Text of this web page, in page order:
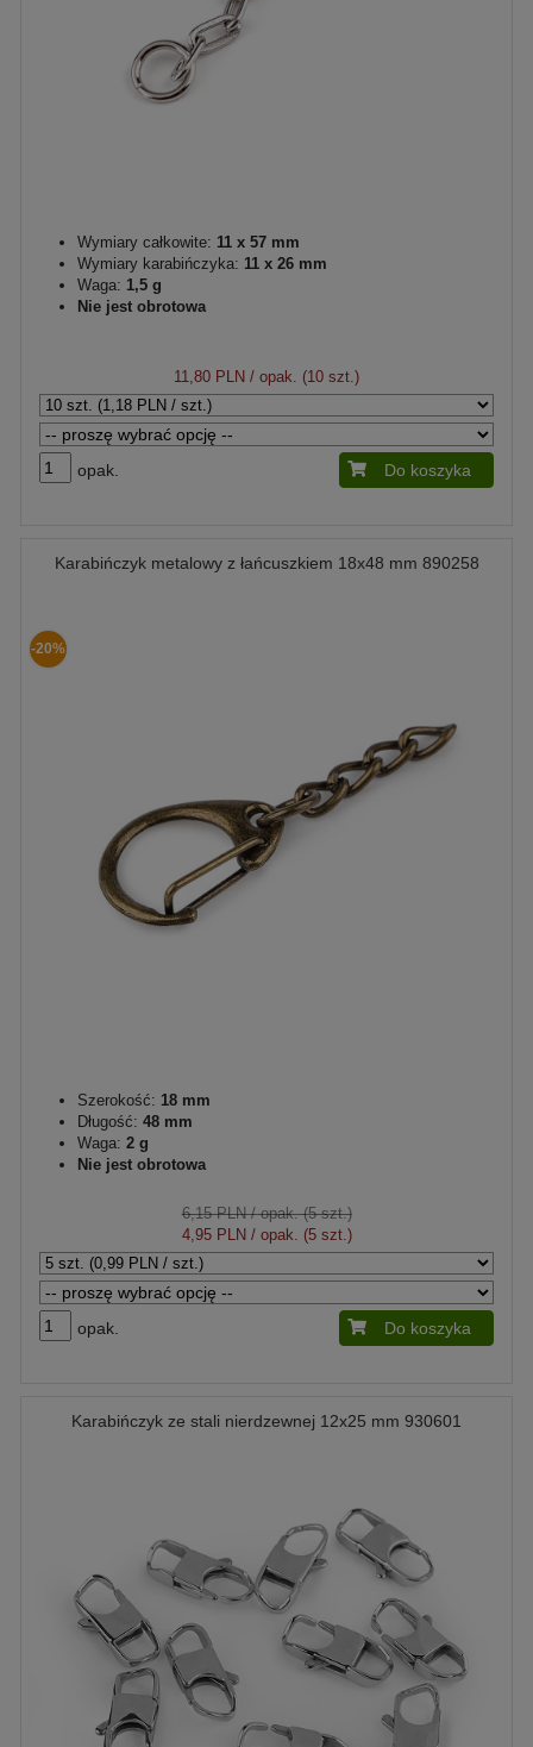
Wymiary całkowite: 11 x 57 mm
Wymiary karabińczyka: 11 x 26 mm
Waga: 1,5 g
Nie jest obrotowa
11,80 PLN / opak. (10 szt.)
opak. Do koszyka
Karabińczyk metalowy z łańcuszkiem 18x48 mm 890258
-20%
Szerokość: 18 mm
Długość: 48 mm
Waga: 2 g
Nie jest obrotowa
6,15 PLN/ opak. (5 szt.)
4,95 PLN/ opak. (5 szt.)
opak. Do koszyka
Karabińczyk ze stali nierdzewnej 12x25 mm 930601